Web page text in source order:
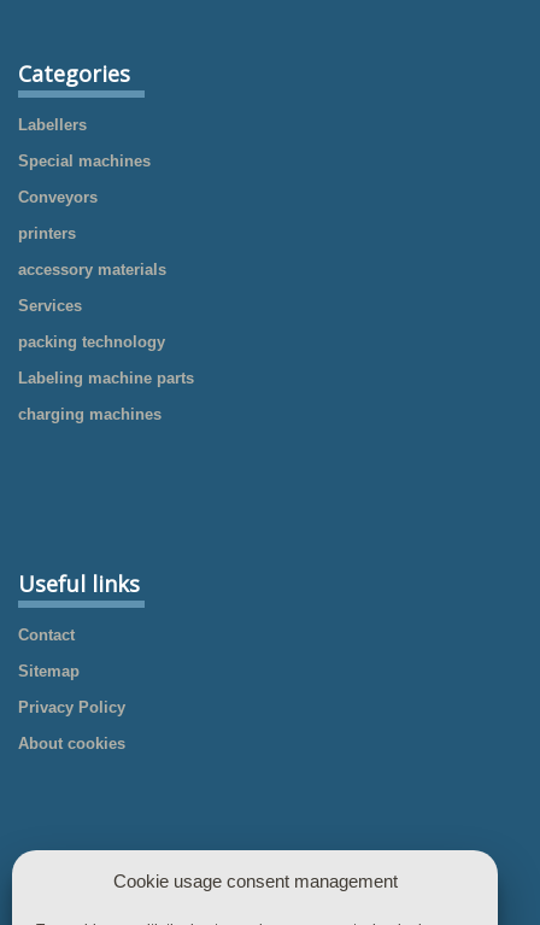
Categories
Labellers
Special machines
Conveyors
printers
accessory materials
Services
packing technology
Labeling machine parts
charging machines
Useful links
Contact
Sitemap
Privacy Policy
About cookies
Cookie usage consent management